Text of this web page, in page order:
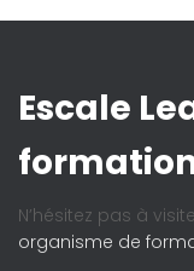
Escale
N’hésitez pas à
organisme de